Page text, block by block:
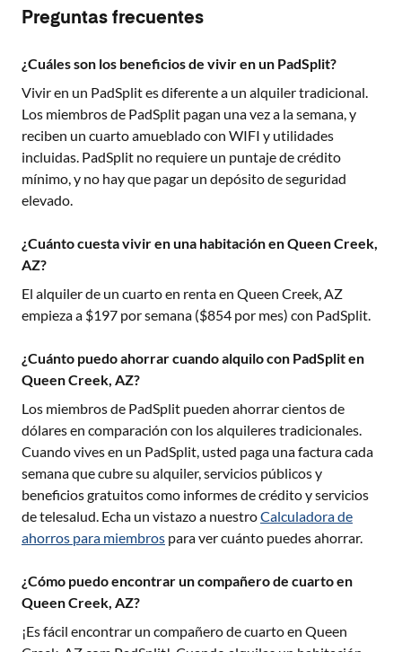
Preguntas frecuentes
¿Cuáles son los beneficios de vivir en un PadSplit?
Vivir en un PadSplit es diferente a un alquiler tradicional.
Los miembros de PadSplit pagan una vez a la semana, y
reciben un cuarto amueblado con WIFI y utilidades
incluidas. PadSplit no requiere un puntaje de crédito
mínimo, y no hay que pagar un depósito de seguridad
elevado.
¿Cuánto cuesta vivir en una habitación en Queen Creek,
AZ?
El alquiler de un cuarto en renta en Queen Creek, AZ
empieza a $197 por semana ($854 por mes) con PadSplit.
¿Cuánto puedo ahorrar cuando alquilo con PadSplit en
Queen Creek, AZ?
Los miembros de PadSplit pueden ahorrar cientos de
dólares en comparación con los alquileres tradicionales.
Cuando vives en un PadSplit, usted paga una factura cada
semana que cubre su alquiler, servicios públicos y
beneficios gratuitos como informes de crédito y servicios
de telesalud. Echa un vistazo a nuestroCalculadora de
ahorros para miembros para ver cuánto puedes ahorrar.
¿Cómo puedo encontrar un compañero de cuarto en
Queen Creek, AZ?
¡Es fácil encontrar un compañero de cuarto en Queen